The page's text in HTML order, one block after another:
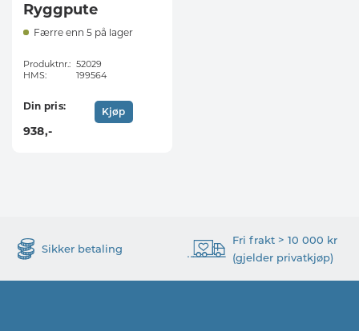
Ryggpute
Færre enn 5 på lager
Produktnr.: 52029
HMS:
199564
Din pris:
938,-
Kjøp
Sikker betaling
Fri frakt > 10 000 kr
(gjelder privatkjøp)